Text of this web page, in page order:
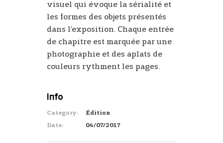
visuel qui évoque la sérialité et
les formes des objets présentés
dans l’exposition. Chaque entrée
de chapitre est marquée par une
photographie et des aplats de
couleurs rythment les pages.
Info
Category:
Édition
Date:
04/07/2017